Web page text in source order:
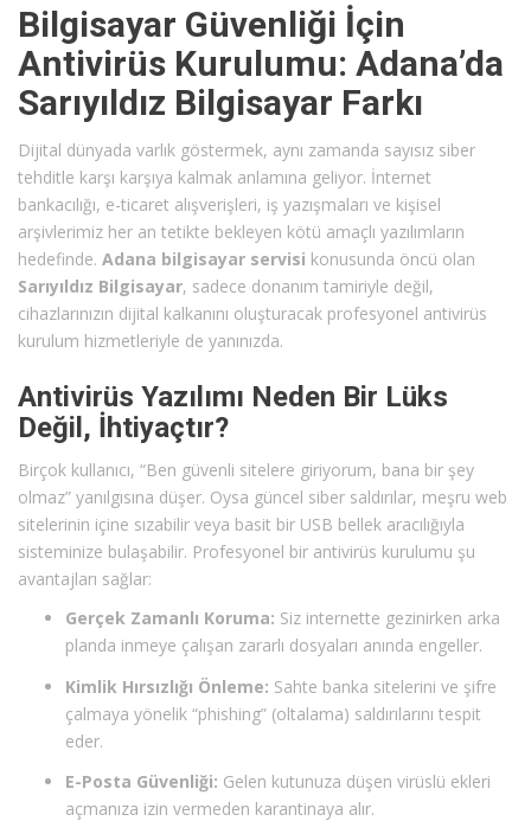
Bilgisayar Güvenliği İçin
Antivirüs Kurulumu: Adana’da
Sarıyıldız Bilgisayar Farkı
Dijital dünyada varlık göstermek, aynı zamanda sayısız siber
tehditle karşı karşıya kalmak anlamına geliyor. İnternet
bankacılığı, e-ticaret alışverişleri, iş yazışmaları ve kişisel
arşivlerimiz her an tetikte bekleyen kötü amaçlı yazılımların
hedefinde. Adana bilgisayar servisi konusunda öncü olan
Sarıyıldız Bilgisayar, sadece donanım tamiriyle değil,
cihazlarınızın dijital kalkanını oluşturacak profesyonel antivirüs
kurulum hizmetleriyle de yanınızda.
Antivirüs Yazılımı Neden Bir Lüks
Değil, İhtiyaçtır?
Birçok kullanıcı, “Ben güvenli sitelere giriyorum, bana bir şey
olmaz” yanılgısına düşer. Oysa güncel siber saldırılar, meşru web
sitelerinin içine sızabilir veya basit bir USB bellek aracılığıyla
sisteminize bulaşabilir. Profesyonel bir antivirüs kurulumu şu
avantajları sağlar:
Gerçek Zamanlı Koruma: Siz internette gezinirken arka
planda inmeye çalışan zararlı dosyaları anında engeller.
Kimlik Hırsızlığı Önleme: Sahte banka sitelerini ve şifre
çalmaya yönelik “phishing” (oltalama) saldırılarını tespit
eder.
E-Posta Güvenliği: Gelen kutunuza düşen virüslü ekleri
açmanıza izin vermeden karantinaya alır.